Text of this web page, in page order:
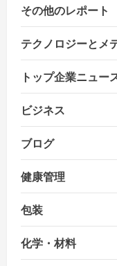
その他のレポート
テクノロジーとメ
トップ企業ニュー
ビジネス
ブログ
健康管理
包装
化学・材料